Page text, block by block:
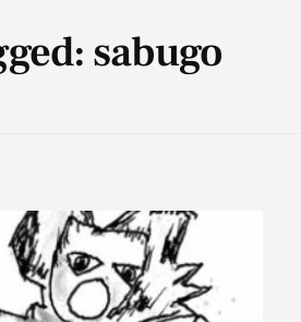
sabugo